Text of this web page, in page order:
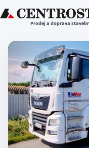
Prodej a doprava